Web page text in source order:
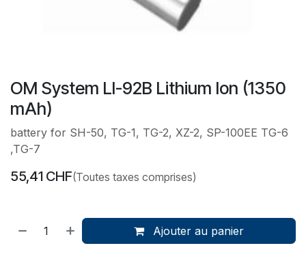
OM System LI-92B Lithium Ion (1350
mAh)
battery for SH-50, TG-1, TG-2, XZ-2, SP-100EE TG-6
,TG-7
55,41 CHF(Toutes taxes comprises)
Ajouter au panier